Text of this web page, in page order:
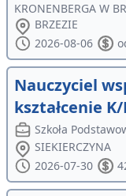
KRONENBERGA W
BRZEZIE
2026-08-06
Nauczyciel
kształcenie
Szkoła
SIEKIERCZYNA
2026-07-30